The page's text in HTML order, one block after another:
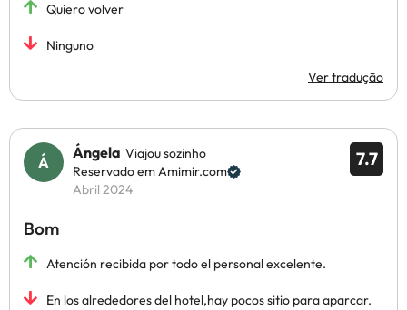
Quiero volver
Ninguno
Ver tradução
7.7
Ángela Viajou sozinho
Reservado em Amimir.com
Abril 2024
Bom
Atención recibida por todo el personal excelente.
En los alrededores del hotel,hay pocos sitio para aparcar.